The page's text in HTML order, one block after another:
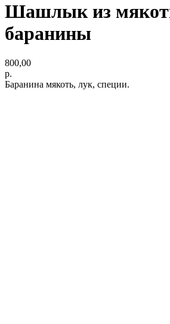
Шашлык из
баранины
800,00
р.
Баранина мякоть, лук, специи.